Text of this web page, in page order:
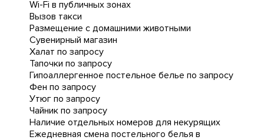
Wi-Fi в публичных зонах
Вызов такси
Размещение с домашними животными
Сувенирный магазин
Халат по запросу
Тапочки по запросу
Гипоаллергенное постельное белье по запросу
Фен по запросу
Утюг по запросу
Чайник по запросу
Наличие отдельных номеров для некурящих
Ежедневная cмена постельного белья в